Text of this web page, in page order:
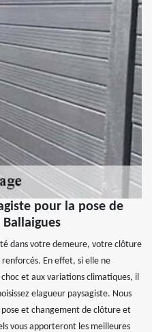
pour la pose de
dans votre demeure, votre clôture
En effet, si elle ne
et aux variations climatiques, il
elagueur paysagiste. Nous
et changement de clôture et
vous apporteront les meilleures